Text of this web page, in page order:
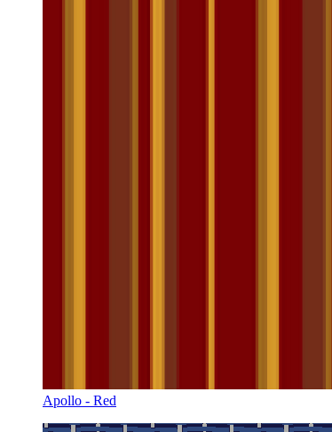
Apollo - Red